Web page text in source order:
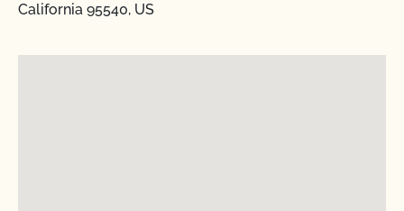
California 95540, US